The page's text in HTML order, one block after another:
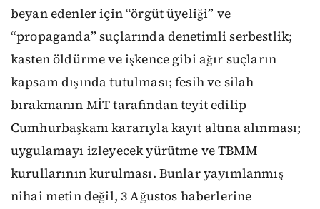
beyan edenler için “örgüt üyeliği” ve
“propaganda” suçlarında denetimli serbestlik;
kasten öldürme ve işkence gibi ağır suçların
kapsam dışında tutulması; fesih ve silah
bırakmanın MİT tarafından teyit edilip
Cumhurbaşkanı kararıyla kayıt altına alınması;
uygulamayı izleyecek yürütme ve TBMM
kurullarının kurulması. Bunlar yayımlanmış
nihai metin değil, 3 Ağustos haberlerine